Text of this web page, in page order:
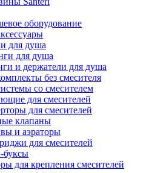
оборудование
для душа
для душа
и держатели для душа
без смесителя
со смесителем
для смесителей
для смесителей
клапаны
и аэраторы
для смесителей
буксы
для крепления смесителей